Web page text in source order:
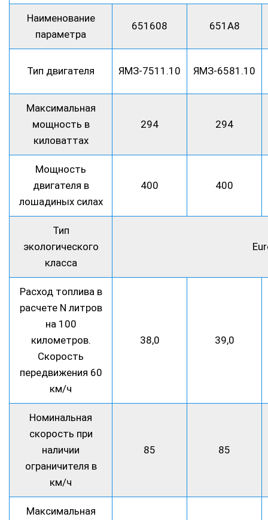
Наименование
параметра
651608 651А8
Тип двигателя ЯМЗ-7511.10 ЯМЗ-6581.10
Максимальная
мощность в
киловаттах
294 294
Мощность
двигателя в
лошадиных силах
400 400
Тип
экологического
класса
Расход топлива в
расчете N литров
на 100
километров.
Скорость
передвижения 60
км/ч
38,0 39,0
Номинальная
скорость при
наличии
ограничителя в
км/ч
85 85
Максимальная